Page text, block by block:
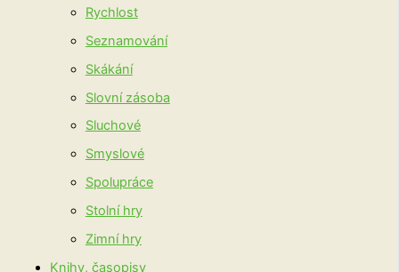
Rychlost
Seznamování
Skákání
Slovní zásoba
Sluchové
Smyslové
Spolupráce
Stolní hry
Zimní hry
Knihy, časopisy